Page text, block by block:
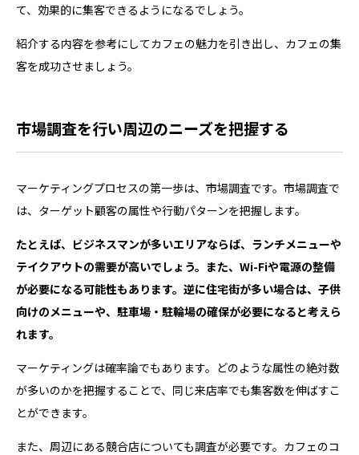
て、効果的に集客できるようになるでしょう。
紹介する内容を参考にしてカフェの魅力を引き出し、カフェの集
客を成功させましょう。
市場調査を行い周辺のニーズを把握する
マーケティングプロセスの第一歩は、市場調査です。市場調査で
は、ターゲット顧客の属性や行動パターンを把握します。
たとえば、ビジネスマンが多いエリアならば、ランチメニューや
テイクアウトの需要が高いでしょう。また、Wi-Fiや電源の整備
が必要になる可能性もあります。逆に住宅街が多い場合は、子供
向けのメニューや、駐車場・駐輪場の確保が必要になると考えら
れます。
マーケティングは確率論でもあります。どのような属性の絶対数
が多いのかを把握することで、同じ来店率でも集客数を伸ばすこ
とができます。
また、周辺にある競合店についても調査が必要です。カフェのコ